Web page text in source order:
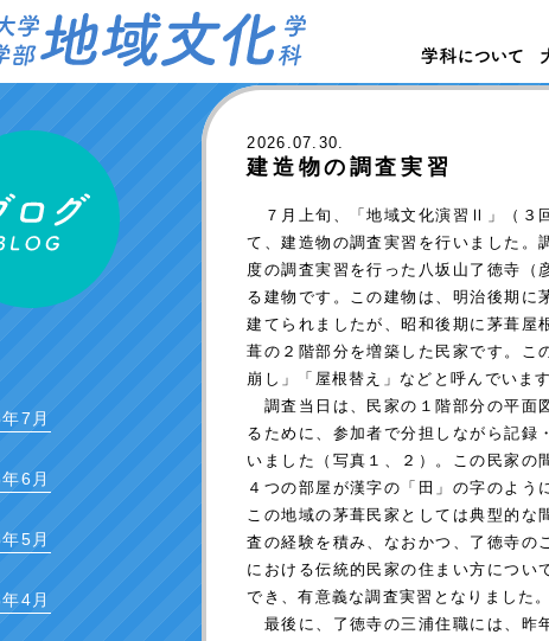
2026 .07.30.
建造物の調査実習
７月上旬、「地域文化演習Ⅱ」（３
て、建造物の調査実習を行いました。
度の調査実習を行った八坂山了徳寺（
る建物です。この建物は、明治後期に
建てられましたが、昭和後期に茅葺屋
葺の２階部分を増築した民家です。こ
崩し」「屋根替え」などと呼んでいます
調査当日は、民家の１階部分の平面
るために、参加者で分担しながら記録
いました（写真１、２）。この民家の
４つの部屋が漢字の「田」の字のよう
この地域の茅葺民家としては典型的な
査の経験を積み、なおかつ、了徳寺の
における伝統的民家の住まい方につい
でき、有意義な調査実習となりました。
最後に、了徳寺の三浦住職には、昨
7月
6月
5月
4月